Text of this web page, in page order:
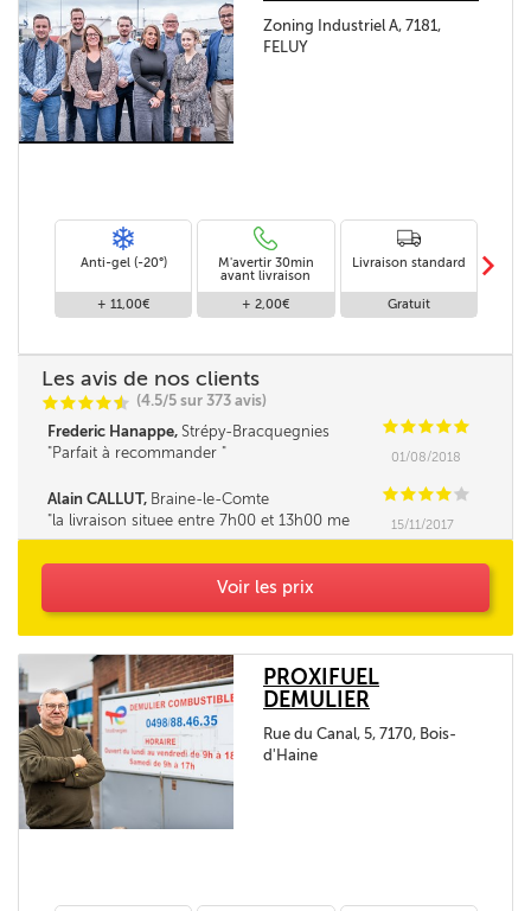
Zoning Industriel A, 7181,
FELUY
Anti-gel (-20°)
+ 11,00€
M'avertir 30min
avant livraison
+ 2,00€
Livraison standard
Gratuit
m
Les avis de nos clients
CCCCi
@ (4.5/5 sur 373 avis)
Frederic Hanappe, Strépy-Bracquegnies CCCCC
Parfait à recommander
01/08/2018
Alain CALLUT, Braine-le-Comte CCCC C
la livraison situee entre 7h00 et 13h00 me
parait tres longue. la fourchette ne pourrait elle
15/11/2017
Voir les prix
PROXIFUEL
DEMULIER
Rue du Canal, 5, 7170, Bois-
d'Haine